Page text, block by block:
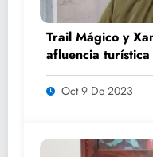
Trail Mágico y
afluencia
Benjamín Luna
Oct 9 De 2023